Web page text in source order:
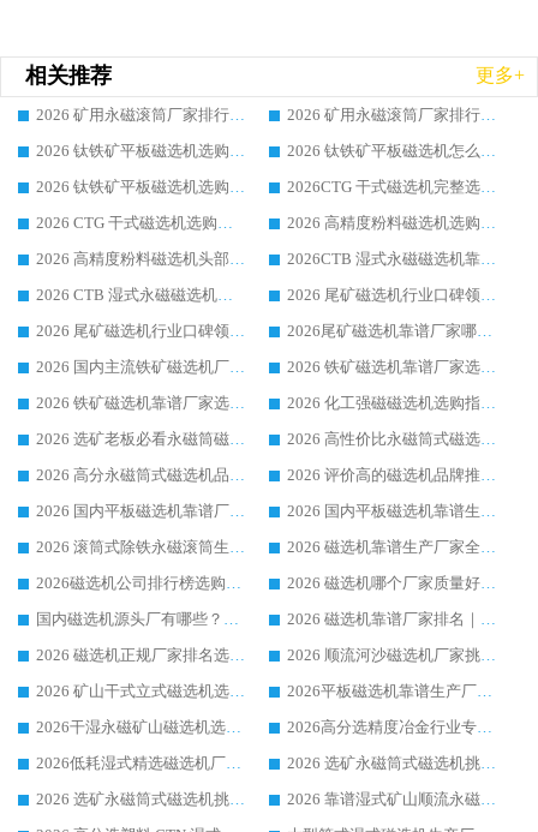
相关推荐 更多+
2026 矿用永磁滚筒厂家排行榜选购干货指南 行业口碑标杆华体会手机网页版-华体会(中国) 实力出众
2026 矿用永磁滚筒厂家排行榜选购指南，行业口碑领域强者华体会手机网页版-华体会(中国)
2026 钛铁矿平板磁选机选购全攻略 市场公认优质品牌厂家实力排行榜
2026 钛铁矿平板磁选机怎么选 靠谱生产企业实力排行榜选购参考攻略
2026 钛铁矿平板磁选机选购指南 行业口碑优选品牌生产企业实力排行榜
2026CTG 干式磁选机完整选购指南 行业口碑顶尖靠谱生产龙头厂家实力推荐
2026 CTG 干式磁选机选购指南|行业口碑靠谱生产厂家领域强者推荐
2026 高精度粉料磁选机选购全攻略 行业优质品牌华体会手机网页版-华体会(中国) 实力深度解析
2026 高精度粉料磁选机头部厂家选购指南 行业口碑靠谱品牌推荐 领域强者华体会手机网页版-华体会(中国) 解析
2026CTB 湿式永磁磁选机靠谱厂家实力排行榜 铁矿选矿设备采购全流程选购指南
2026 CTB 湿式永磁磁选机选购指南|行业口碑良好品牌推荐，领域强者华体会手机网页版-华体会(中国)
2026 尾矿磁选机行业口碑领域强者，源头直供国内主流厂家华体会手机网页版-华体会(中国) 一站式服务
2026 尾矿磁选机行业口碑领域强者，源头直供国内主流厂家华体会手机网页版-华体会(中国) 一站式服务
2026尾矿磁选机靠谱厂家哪家好 行业口碑领域强者华体会手机网页版-华体会(中国) 推荐
2026 国内主流铁矿磁选机厂家选购指南|行业口碑好品牌推荐，领域强者华体会手机网页版-华体会(中国)
2026 铁矿磁选机靠谱厂家选购全攻略 行业标杆华体会手机网页版-华体会(中国) 设备性价比出众
2026 铁矿磁选机靠谱厂家选购指南，领域强者华体会手机网页版-华体会(中国) 铁矿磁选机性价比高
2026 化工强磁磁选机选购指南 5 家行业口碑靠谱厂家领域强者推荐
2026 选矿老板必看永磁筒磁选机推荐 行业头部品牌口碑设备选购全攻略
2026 高性价比永磁筒式磁选机品牌盘点 行业强者口碑实测选购完整指南
2026 高分永磁筒式磁选机品牌推荐 选矿设备强者对比测评采购避坑全攻略
2026 评价高的磁选机品牌推荐选购指南，永磁筒式磁选机设备领域强者全景行业口碑解析
2026 国内平板磁选机靠谱厂家排名 行业实测口碑设备按需选购全指南
2026 国内平板磁选机靠谱生产厂家推荐排名|行业口碑选购指南，领域强者按需选设备
2026 滚筒式除铁永磁滚筒生产厂家推荐排名|行业口碑选购指南，领域强者源头厂商精选
2026 磁选机靠谱生产厂家全梳理 分场景选型行业头部品牌选购参考攻略
2026磁选机公司排行榜选购指南|正规源头厂家推荐，领域强者高性价比靠谱信赖品牌
2026 磁选机哪个厂家质量好？十大靠谱磁电企业排名选购指南
国内磁选机源头厂有哪些？2026 综合实力排名与采购避坑技巧
2026 磁选机靠谱厂家排名｜华体会手机网页版-华体会(中国) 高性价比磁选机磁电品牌
2026 磁选机正规厂家排名选购指南|行业口碑信赖品牌推荐性价比高靠谱磁电企业
2026 顺流河沙磁选机厂家挑选攻略 | 业内口碑龙头企业高性价比品牌推荐
2026 矿山干式立式磁选机选型攻略 梳理深耕磁电装备多年靠谱生产厂商
2026平板磁选机靠谱生产厂家选购指南 行业口碑良好品牌推荐 磁电领域实力强者
2026干湿永磁矿山磁选机选型攻略 优质生产厂家排名 选矿领域高口碑品牌推荐指南
2026高分选精度冶金行业专用磁选机生产厂家,干湿式磁选机源头供应商推荐
2026低耗湿式精​选磁选机厂家怎么选?湿式精选磁选机供应商，行业认可度较高生产厂家华体会手机网页版-华体会(中国) 全面解析
2026 选矿永磁筒式磁选机挑选指南 华体会手机网页版-华体会(中国) 推荐品牌行业口碑佳实力突出
2026 选矿永磁筒式磁选机挑选干货：华体会手机网页版-华体会(中国) 源头厂，绿色高效实力出众
2026 靠谱湿式矿山顺流永磁筒式磁选机选购，国内专业生产厂家华体会手机网页版-华体会(中国) 综合实力出众